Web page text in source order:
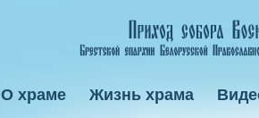
О храме Жизнь храма